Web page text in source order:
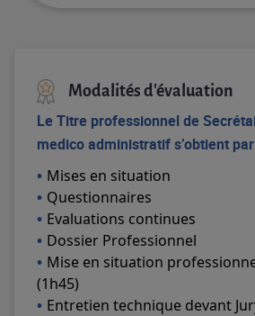
Modalités d'évaluation
LeTitre professionnelde
medicoadministratifs’obtient
Mises en situation
Questionnaires
Evaluations continues
Dossier Professionnel
Mise en situation
(1h45)
Entretien technique devant